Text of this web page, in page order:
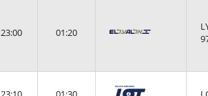
23:00 01:20